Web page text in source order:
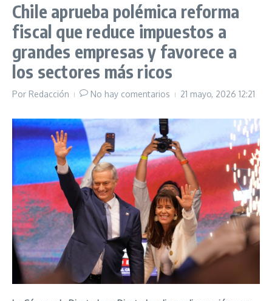
Chile aprueba polémica reforma
fiscal que reduce impuestos a
grandes empresas y favorece a
los sectores más ricos
Por Redacción No hay comentarios 21 mayo, 2026 12:21